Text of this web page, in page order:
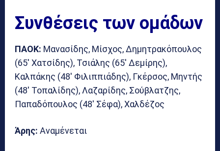
Συνθέσεις των ομάδων
ΠΑΟΚ: Μανασίδης, Μίσχος, Δημητρακόπουλος
(65′ Χατσίδης), Τσιάλης (65′ Δεμίρης),
Καλπάκης (48′ Φιλιππιάδης), Γκέρσος, Μηντής
(48′ Τοπαλίδης), Λαζαρίδης, Σούβλατζης,
Παπαδόπουλος (48′ Σέφα), Χαλδέζος
Άρης: Αναμένεται